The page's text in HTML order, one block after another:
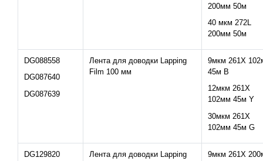
200мм 50м
40 мкм 272L
200мм 50м
DG088558
DG087640
DG087639
Лента для доводки Lapping
Film 100 мм
9мкм 261X
45м B
12мкм 261X
102мм 45м Y
30мкм 261X
102мм 45м G
DG129820
Лента для доводки Lapping
9мкм 261X